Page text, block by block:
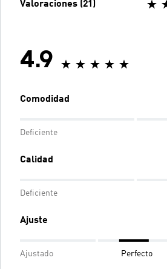
Valoraciones (21)
4.9
Comodidad
Deficiente
Calidad
Deficiente
Ajuste
Ajustado Perfecto